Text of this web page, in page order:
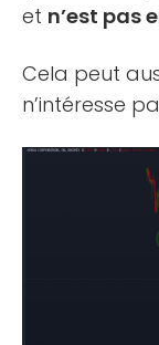
et n’est pas
Cela peut
n’intéresse